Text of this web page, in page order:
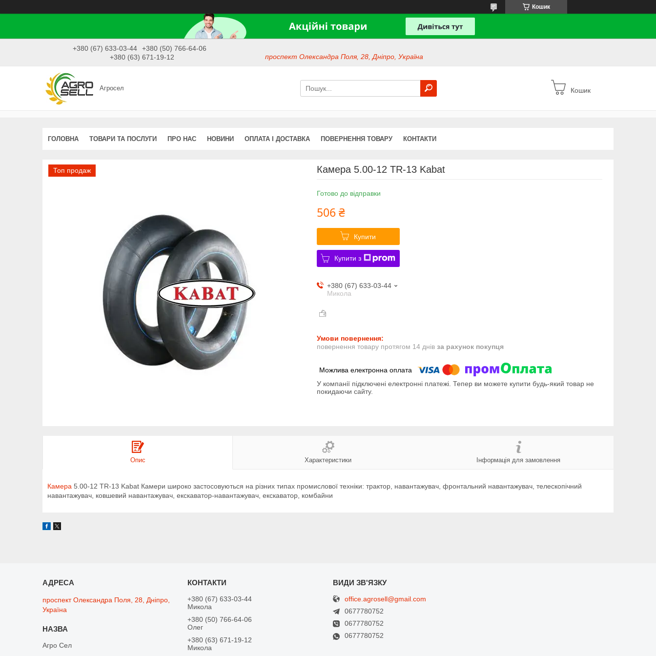
Кошик
+380 (67) 633-03-44
+380 (50) 766-64-06
+380 (63) 671-19-12
проспект Олександра Поля, 28, Дніпро, Україна
Агросел Кошик
ГОЛОВНА ТОВАРИ ТА ПОСЛУГИ ПРО НАС НОВИНИ ОПЛАТА І ДОСТАВКА ПОВЕРНЕННЯ ТОВАРУ КОНТАКТИ
Топ продаж Камера 5.00-12 TR-13 Kabat
Готово до відправки
506 ₴
Купити
Купити з
+380 (67) 633-03-44
Микола
повернення товару протягом 14 днів за рахунок покупця
У компанії підключені електронні платежі. Тепер ви можете купити будь-який товар не
покидаючи сайту.
Опис Характеристики Інформація для замовлення
Камера 5.00-12 TR-13 Kabat Камери широко застосовуються на різних типах промислової техніки: трактор, навантажувач, фронтальний навантажувач, телескопічний
навантажувач, ковшевий навантажувач, екскаватор-навантажувач, екскаватор, комбайни
проспект Олександра Поля, 28, Дніпро,
Україна
Агро Сел
+380 (67) 633-03-44
Микола
+380 (50) 766-64-06
Олег
+380 (63) 671-19-12
Микола
office.agrosell@gmail.com
0677780752
0677780752
0677780752